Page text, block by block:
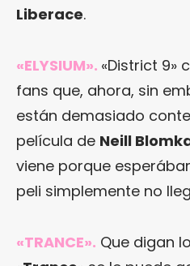
Liberace.
«ELYSIUM». «District 9»
fans que, ahora, sin
están demasiado
película de Neill
viene porque
peli simplemente no
«TRANCE». Que digan